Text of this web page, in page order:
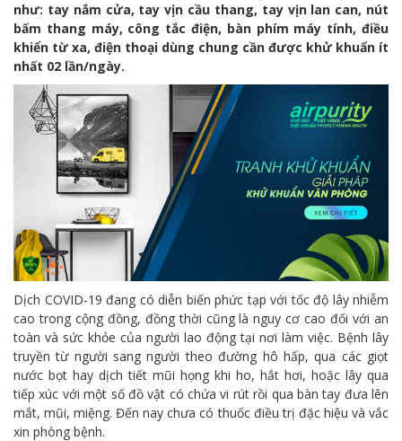
như: tay nắm cửa, tay vịn cầu thang, tay vịn lan can, nút
bấm thang máy, công tắc điện, bàn phím máy tính, điều
khiển từ xa, điện thoại dùng chung cần được khử khuẩn ít
nhất 02 lần/ngày.
Dịch COVID-19 đang có diễn biến phức tạp với tốc độ lây nhiễm
cao trong cộng đồng, đồng thời cũng là nguy cơ cao đối với an
toàn và sức khỏe của người lao động tại nơi làm việc. Bệnh lây
truyền từ người sang người theo đường hô hấp, qua các giọt
nước bọt hay dịch tiết mũi họng khi ho, hắt hơi, hoặc lây qua
tiếp xúc với một số đồ vật có chứa vi rút rồi qua bàn tay đưa lên
mắt, mũi, miệng. Đến nay chưa có thuốc điều trị đặc hiệu và vắc
xin phòng bệnh.